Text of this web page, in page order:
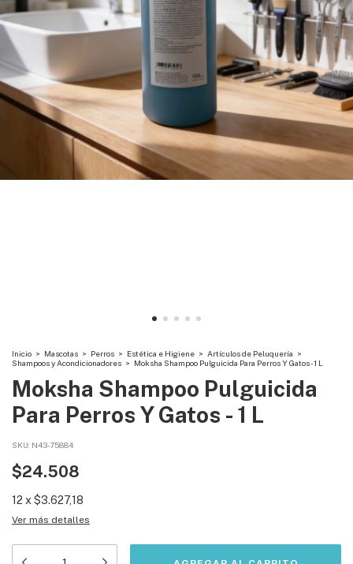
Inicio > Mascotas > Perros > Estética e Higiene > Artículos de Peluquería >
Shampoos y Acondicionadores > Moksha Shampoo Pulguicida Para Perros Y Gatos - 1 L
Moksha Shampoo Pulguicida
Para Perros Y Gatos - 1 L
SKU: N43-75884
$24.508
12 x $3.627,18
Ver más detalles